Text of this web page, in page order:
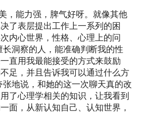
，能力强，脾气好呀。就像其他
了表层提出工作上一系列的困
内心世界，性格、心理上的问
洞察的人，能准确判断我的性
直用我最能接受的方式来鼓励
足，并且告诉我可以通过什么方
地说，和她的这一次聊天真的改
了心理学相关的知识，让我看到
面，从新认知自己、认知世界，